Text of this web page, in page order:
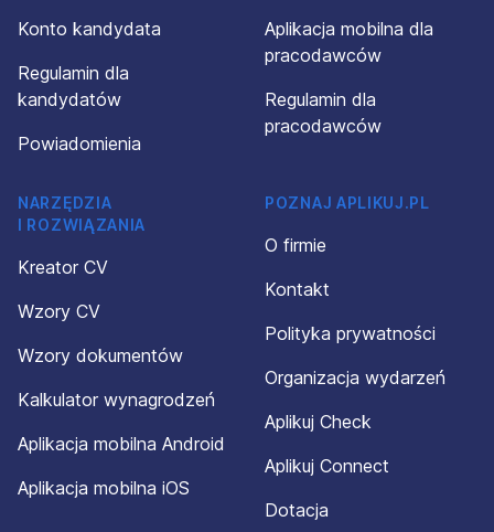
Konto kandydata
Regulamin dla
kandydatów
Powiadomienia
Aplikacja mobilna dla
pracodawców
Regulamin dla
pracodawców
NARZĘDZIA
I ROZWIĄZANIA
Kreator CV
Wzory CV
Wzory dokumentów
Kalkulator wynagrodzeń
Aplikacja mobilna Android
Aplikacja mobilna iOS
POZNAJ APLIKUJ.PL
O firmie
Kontakt
Polityka prywatności
Organizacja wydarzeń
Aplikuj Check
Aplikuj Connect
Dotacja